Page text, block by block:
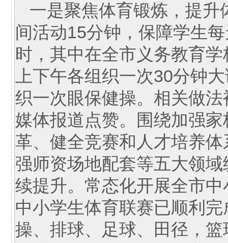
一是聚焦体育锻炼，提
间活动15分钟，保障学生
时，其中在全市义务教育
上下午各组织一次30分钟
织一次眼保健操。相关做
媒体报道点赞。围绕加强
革、健全竞赛和人才培养
强师资场地配套等五大领
续提升。常态化开展全市
中小学生体育联赛已顺利
操、排球、足球、田径，